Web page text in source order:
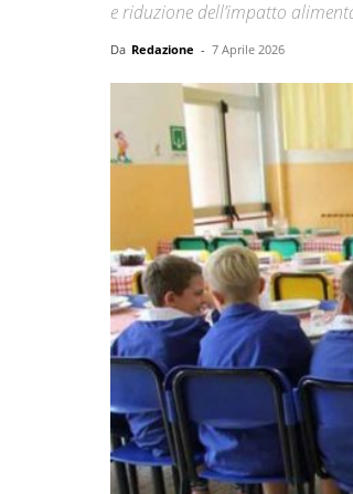
e riduzione dell’impatto
Da Redazione - 7 Aprile 2026